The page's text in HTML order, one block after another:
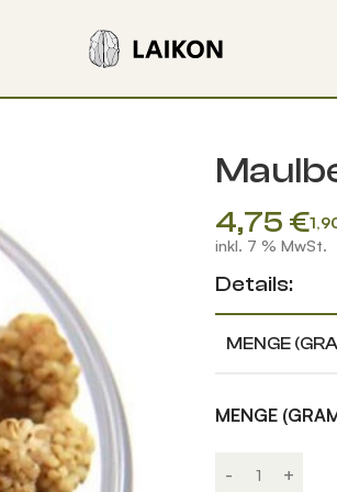
4,75 €
inkl. 7 % MwSt.
Details:
MENGE
MENGE